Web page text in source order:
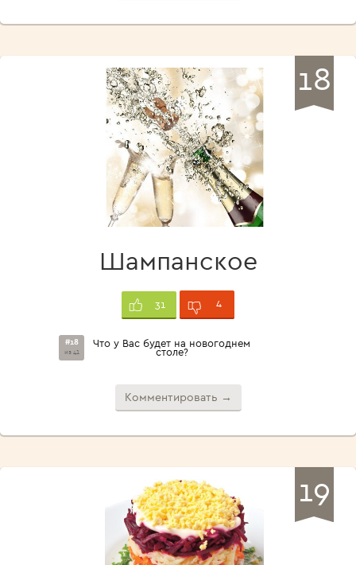
18
Шампанское
31 4
#18
из 41
Что у Вас будет на новогоднем
столе?
Комментировать →
19